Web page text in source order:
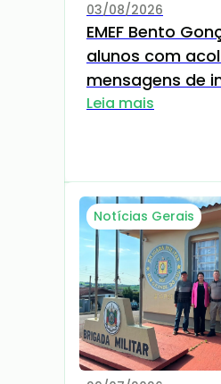
03/08/2026
EMEF Bento
alunos com
mensagens de
o novo Semestre
Leia mais
Notícias Gerais